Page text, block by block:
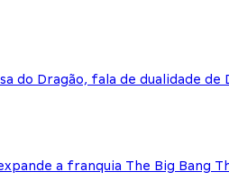
do Dragão, fala de dualidade de
a franquia The Big Bang